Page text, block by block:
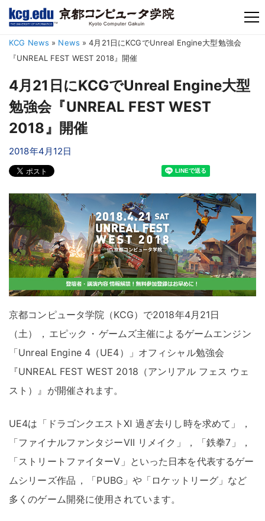
TM
KCG News » News »4月21日にKCGでUnreal Engine大型勉強会
『UNREAL FEST WEST 2018』開催
4月21日にKCGでUnreal Engine大型
勉強会『UNREAL FEST WEST
2018』開催
2018年4月12日
京都コンピュータ学院（KCG）で2018年4月21日
（土）
， エピック ・ ゲームズ主催によるゲームエンジン
「Unreal Engine 4（UE4）」オフィシャル勉強会
『UNREAL FEST WEST 2018（アンリアル フェス ウェ
スト）』が開催されます。
UE4は「ドラゴンクエストⅪ 過ぎ去りし時を求めて」
，
「ファイナルファンタジーVII リメイク」
， 「鉄拳7」
，
「ストリートファイターⅤ」といった日本を代表するゲー
ムシリーズ作品 ，
「PUBG」や「ロケットリーグ」など
多くのゲーム開発に使用されています。